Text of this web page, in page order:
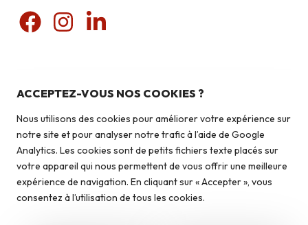
Briquettes
Autoconstruction & isolation
Caves à vin
ACCEPTEZ-VOUS NOS COOKIES ?
Nous utilisons des cookies pour améliorer votre expérience sur
notre site et pour analyser notre trafic à l’aide de Google
Analytics. Les cookies sont de petits fichiers texte placés sur
votre appareil qui nous permettent de vous offrir une meilleure
expérience de navigation. En cliquant sur « Accepter », vous
consentez à l’utilisation de tous les cookies.
Liens utiles
Qui sommes-nous ?
Isolation
Contact